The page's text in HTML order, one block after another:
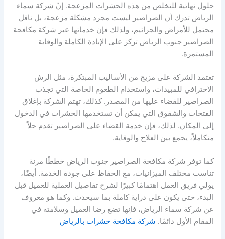
حلول نهائية للتخلص من هذه الحشرات المزعجة. إنّ شركة سماء
الرياض تدرك أن الصراصير ليست مجرد مشكلة مزعجة، بل ناقل
محتمل للأمراض والجراثيم، ولذلك فإن خدماتها عبر شركة مكافحة
الصراصير جنوب الرياض تركز على الإبادة الكاملة والوقاية
المستمرة.
تعتمد الشركة على مزيج من الأساليب المبتكرة، مثل الرش
الاحترافي للمبيدات، واستخدام الطعوم الخاصة التي تجذب
الصراصير للقضاء عليها من المصدر. كذلك، تهتم الشركة بإغلاق
الفتحات والشقوق التي يمكن أن تستخدمها الحشرات في الدخول
إلى المكان. لذلك، فإن خدمة القضاء على الصراصير تقدم حلاً
متكاملاً، يجمع بين العلاج والوقاية.
كما توفر شركة مكافحة الصراصير جنوب الرياض خططًا مرنة
تناسب مختلف الميزانيات، مع الحفاظ على جودة الخدمة. أيضًا،
يولي فريق العمل اهتمامًا كبيرًا لشرح تفاصيل العملية للعميل قبل
البدء، حتى يكون على دراية كاملة بما سيحدث. وكما هو معروف
عن شركة سماء الرياض، فإنها تضع رضا العميل وسلامته في
المقام الأول دائمًا. شركة مكافحة حشرات بالرياض